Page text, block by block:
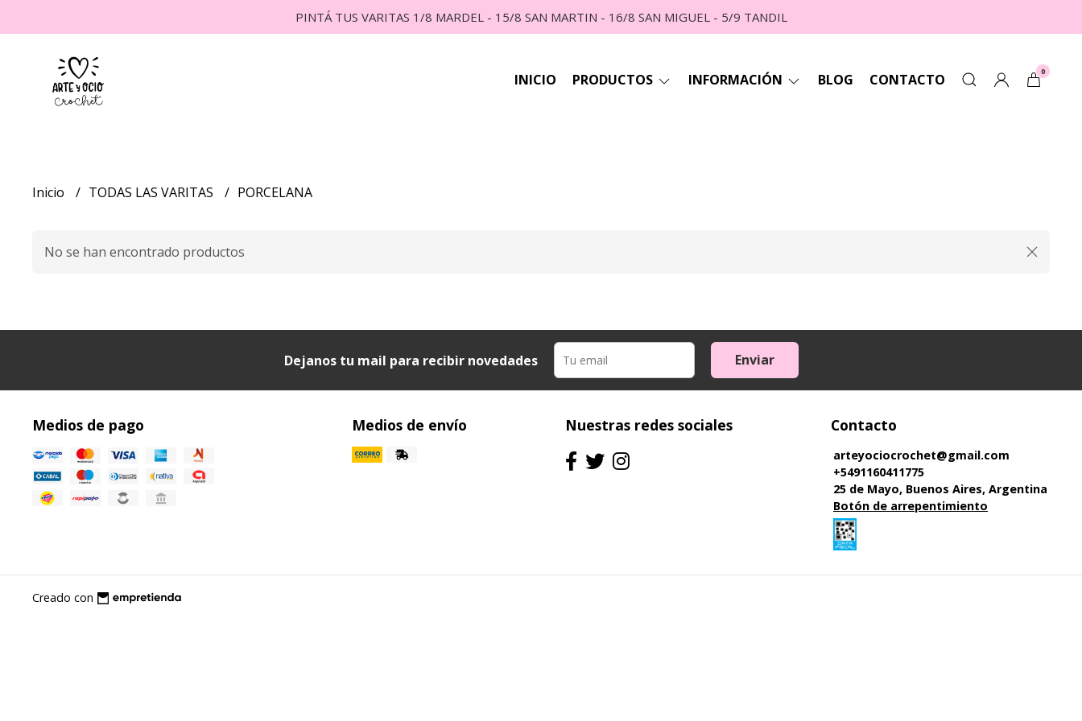
PINTÁ TUS VARITAS 1/8 MARDEL - 15/8 SAN MARTIN - 16/8 SAN MIGUEL - 5/9 TANDIL
INICIO PRODUCTOS INFORMACIÓN BLOG CONTACTO 0
Inicio TODAS LAS VARITAS PORCELANA
No se han encontrado productos
Dejanos tu mail para recibir novedades Enviar
Medios de pago Medios de envío Nuestras redes sociales Contacto
arteyociocrochet@gmail.com
+5491160411775
25 de Mayo, Buenos Aires, Argentina
Botón de arrepentimiento
Creado con